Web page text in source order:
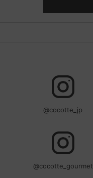
@cocotte_jp
@cocotte_gourmet